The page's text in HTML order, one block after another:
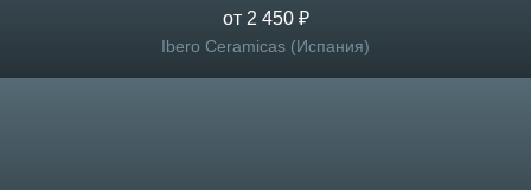
от 2 450 ₽
Ibero Ceramicas (Испания)